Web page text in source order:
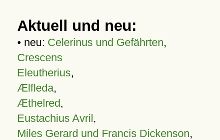
Aktuell und neu:
• neu: Celerinus und Gefährten,
Crescens
Eleutherius,
Ælfleda,
Æthelred,
Eustachius Avril,
Miles Gerard und Francis Dickenson,